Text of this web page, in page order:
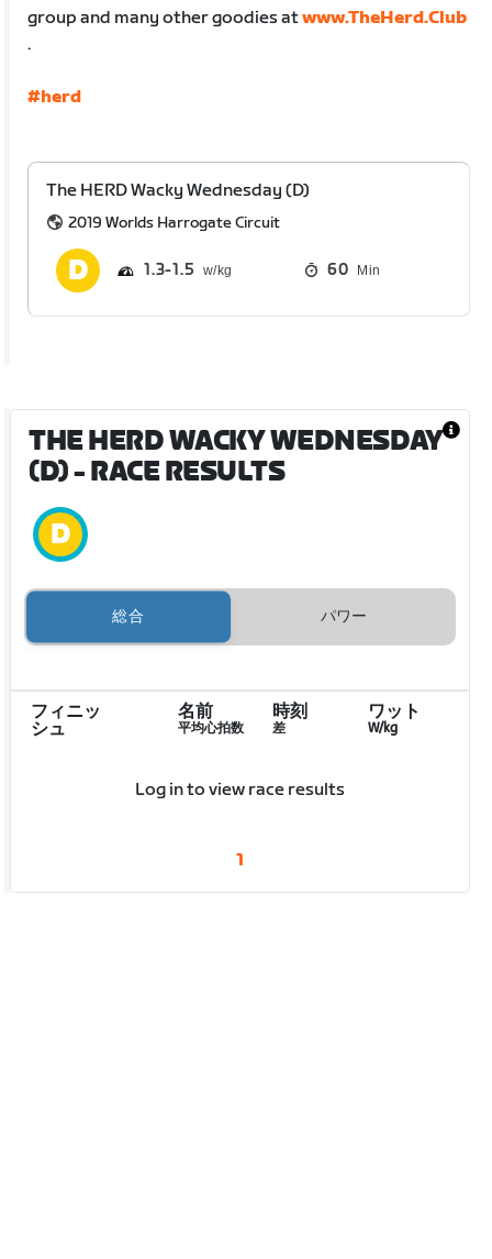
group and many other goodies atwww.TheHerd.Club
.
#herd
The HERD Wacky Wednesday (D)
2019 Worlds Harrogate Circuit
1.3 1.5 60 Min
THE HERD WACKY WEDNESDAY
(D)- RACE RESULTS
総合 パワー
フィニッ
シュ
名前
平均心拍数
時刻
差
ワット
W/kg
Log in to view race results
1